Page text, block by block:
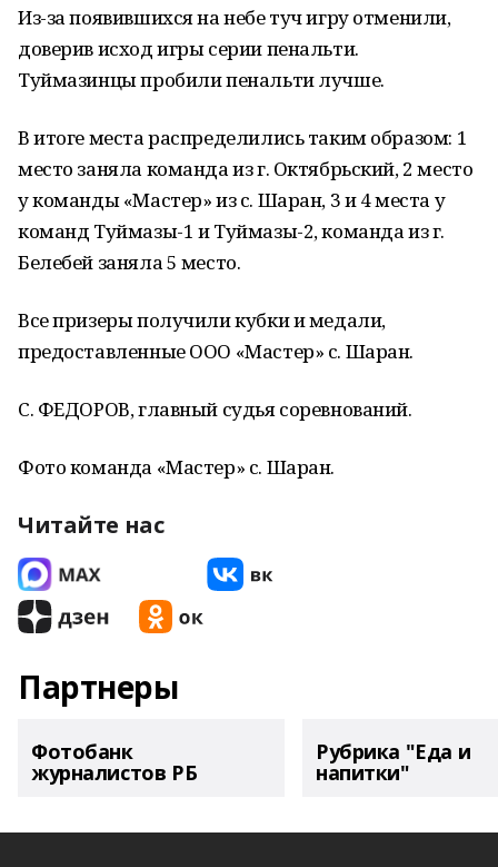
Из-за появившихся на небе туч игру отменили,
доверив исход игры серии пенальти.
Туймазинцы пробили пенальти лучше.
В итоге места распределились таким образом: 1
место заняла команда из г. Октябрьский, 2 место
у команды «Мастер» из с. Шаран, 3 и 4 места у
команд Туймазы-1 и Туймазы-2, команда из г.
Белебей заняла 5 место.
Все призеры получили кубки и медали,
предоставленные ООО «Мастер» с. Шаран.
С. ФЕДОРОВ, главный судья соревнований.
Фото команда «Мастер» с. Шаран.
Читайте нас
Партнеры
Фотобанк
журналистов РБ
Рубрика "Еда и
напитки"